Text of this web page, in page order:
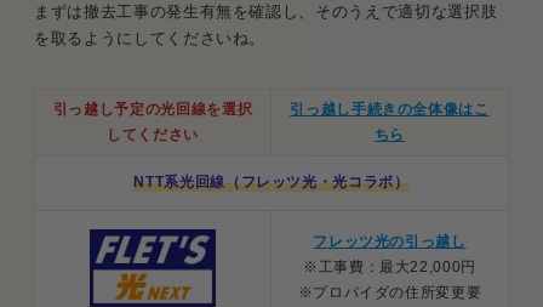
まずは撤去工事の発生有無を確認し、そのうえで適切な選択肢
を取るようにしてくださいね。
引っ越し予定の光回線を選択
してください
引っ越し手続きの全体像はこ
ちら
NTT系光回線（フレッツ光・光コラボ）
フレッツ光の引っ越し
※工事費：最大22,000円
※プロバイダの住所変更要